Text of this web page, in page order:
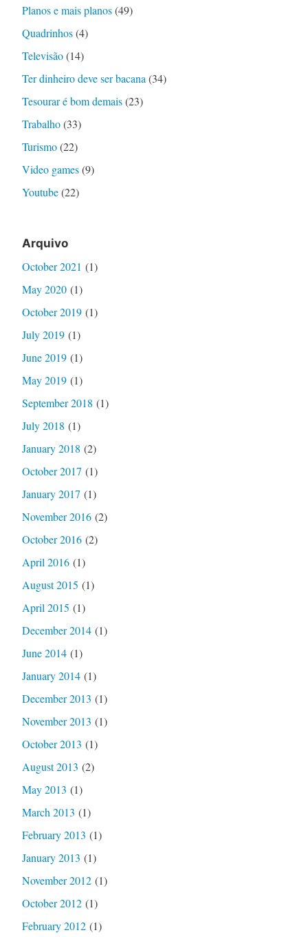
Planos e mais planos(49)
Quadrinhos(4)
Televisão(14)
Ter dinheiro deve ser bacana(34)
Tesourar é bom demais(23)
Trabalho(33)
Turismo(22)
Video games(9)
Youtube(22)
Arquivo
October 2021 (1)
May 2020(1)
October 2019(1)
July 2019(1)
June 2019(1)
May 2019(1)
September 2018 (1)
July 2018 (1)
January 2018 (2)
October 2017 (1)
January 2017 (1)
November 2016(2)
October 2016(2)
April 2016(1)
August 2015 (1)
April 2015 (1)
December 2014(1)
June 2014(1)
January 2014(1)
December 2013 (1)
November 2013 (1)
October 2013 (1)
August 2013 (2)
May 2013 (1)
March 2013 (1)
February 2013 (1)
January 2013 (1)
November 2012(1)
October 2012(1)
February 2012(1)